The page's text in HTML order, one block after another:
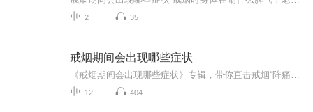
2 35
戒烟期间会出现哪些症状
12 404